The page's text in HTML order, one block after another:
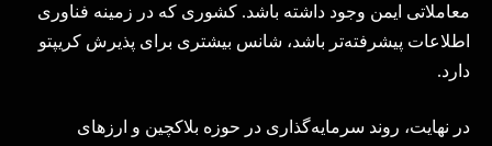
معاملاتی ایمن وجود داشته باشد. کشوری که در زمینه فناوری
اطلاعات پیشرفته‌تر باشد، شانس بیشتری برای پذیرش کریپتو
دارد.
در نهایت، روند سرمایه‌گذاری در حوزه بلاکچین و ارزهای